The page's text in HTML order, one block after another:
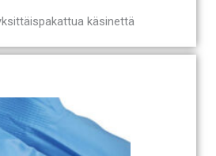
käsinettä